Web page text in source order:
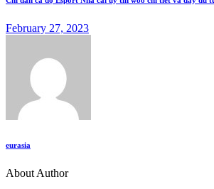
February 27, 2023
eurasia
About Author